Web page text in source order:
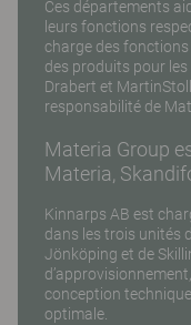
Ces départements
leurs fonctions
charge des
des produits pour les
Drabert et
responsabilité de
Materia Group
Materia,
Kinnarps AB est
dans les trois unités
Jönköping et de
conception
optimale.